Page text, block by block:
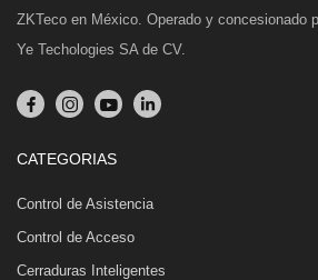
ZKTeco en México. Operado y concesionado
Ye Techologies SA de CV.
CATEGORIAS
Control de Asistencia
Control de Acceso
Cerraduras Inteligentes